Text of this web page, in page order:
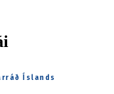
Íslands